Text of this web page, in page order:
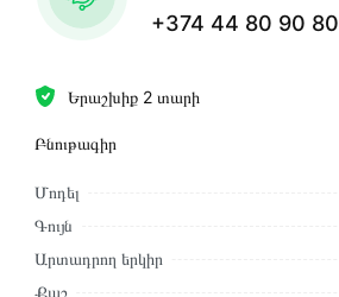
Երաշխիք 2 տարի
Բնութագիր
Մոդել
Գույն
Արտադրող երկիր
Քաշ
+374 44 80 90 80